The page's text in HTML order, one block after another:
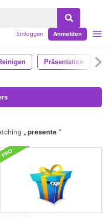
Einloggen Anmelden
Präsentation
presente